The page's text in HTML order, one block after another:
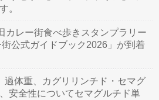
。
カレー街食べ歩きスタンプラリー
公式ガイドブック2026」が到着
過体重、カグリリンチド・セマグ
安全性についてセマグルチド単